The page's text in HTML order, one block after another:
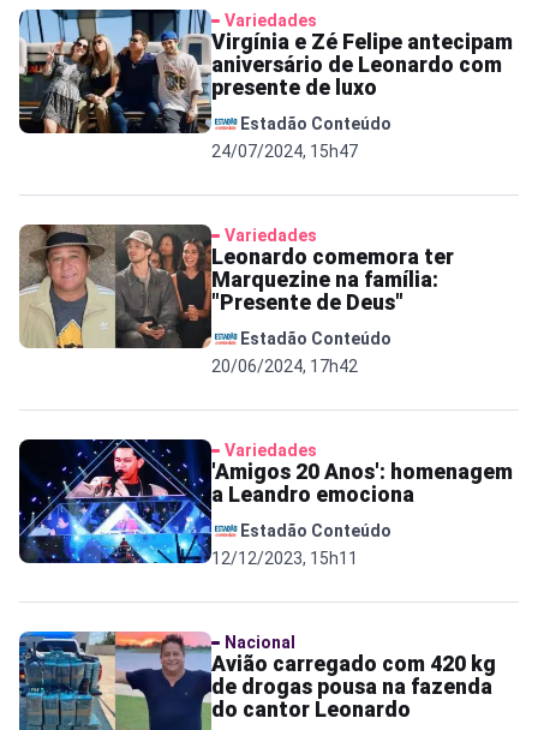
Variedades
Virgínia e Zé Felipe antecipam
aniversário de Leonardo com
presente de luxo
Estadão Conteúdo
24/07/2024, 15h47
Variedades
Leonardo comemora ter
Marquezine na família:
"Presente de Deus"
Estadão Conteúdo
20/06/2024, 17h42
Variedades
'Amigos 20 Anos': homenagem
a Leandro emociona
Estadão Conteúdo
12/12/2023, 15h11
Nacional
Avião carregado com 420 kg
de drogas pousa na fazenda
do cantor Leonardo